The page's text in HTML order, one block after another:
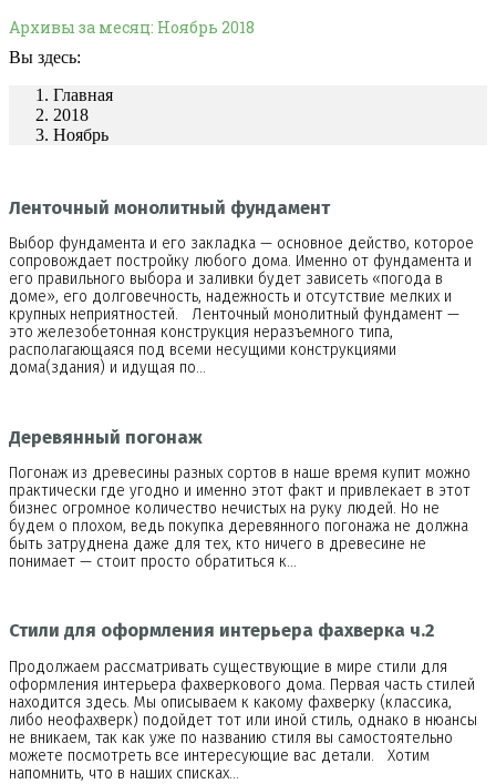
Архивы за месяц: Ноябрь 2018
Вы здесь:
Главная
2018
Ноябрь
Ленточный монолитный фундамент
Выбор фундамента и его закладка — основное действо, которое
сопровождает постройку любого дома. Именно от фундамента и
его правильного выбора и заливки будет зависеть «погода в
доме», его долговечность, надежность и отсутствие мелких и
крупных неприятностей. Ленточный монолитный фундамент —
это железобетонная конструкция неразъемного типа,
располагающаяся под всеми несущими конструкциями
дома(здания) и идущая по…
Деревянный погонаж
Погонаж из древесины разных сортов в наше время купит можно
практически где угодно и именно этот факт и привлекает в этот
бизнес огромное количество нечистых на руку людей. Но не
будем о плохом, ведь покупка деревянного погонажа не должна
быть затруднена даже для тех, кто ничего в древесине не
понимает — стоит просто обратиться к…
Стили для оформления интерьера фахверка ч.2
Продолжаем рассматривать существующие в мире стили для
оформления интерьера фахверкового дома. Первая часть стилей
находится здесь. Мы описываем к какому фахверку (классика,
либо неофахверк) подойдет тот или иной стиль, однако в нюансы
не вникаем, так как уже по названию стиля вы самостоятельно
можете посмотреть все интересующие вас детали. Хотим
напомнить, что в наших списках…